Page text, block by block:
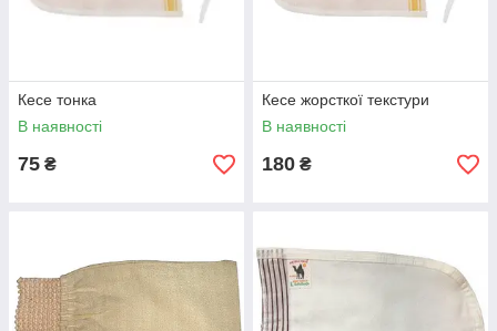
Кесе тонка
В наявності
75 ₴
Кесе жорсткої текстури
В наявності
180 ₴